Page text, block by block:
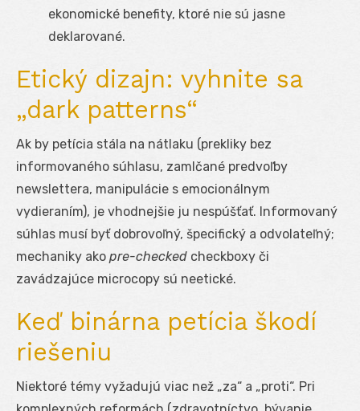
ekonomické benefity, ktoré nie sú jasne
deklarované.
Etický dizajn: vyhnite sa
„dark patterns“
Ak by petícia stála na nátlaku (prekliky bez
informovaného súhlasu, zamlčané predvoľby
newslettera, manipulácie s emocionálnym
vydieraním), je vhodnejšie ju nespúšťať. Informovaný
súhlas musí byť dobrovoľný, špecifický a odvolateľný;
mechaniky ako pre-checked checkboxy či
zavádzajúce microcopy sú neetické.
Keď binárna petícia škodí
riešeniu
Niektoré témy vyžadujú viac než „za“ a „proti“. Pri